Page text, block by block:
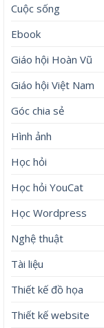
Cuộc sống
Ebook
Giáo hội Hoàn Vũ
Giáo hội Việt Nam
Góc chia sẻ
Hình ảnh
Học hỏi
Học hỏi YouCat
Học Wordpress
Nghệ thuật
Tài liệu
Thiết kế đồ họa
Thiết kế website